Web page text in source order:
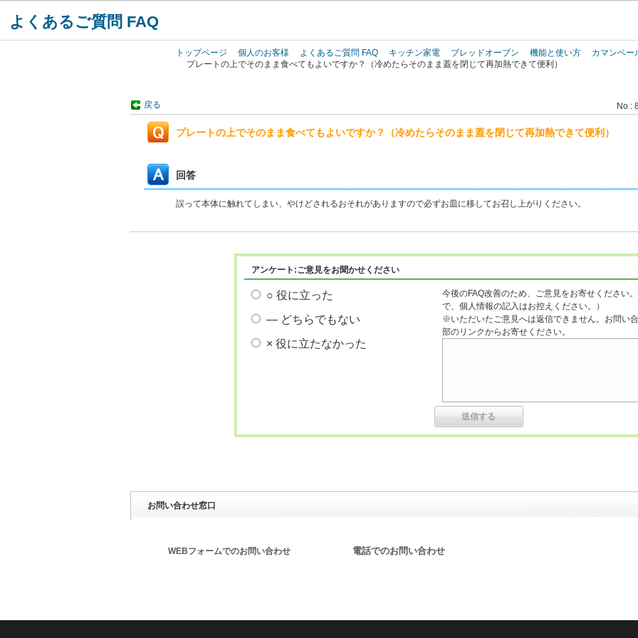
よくあるご質問 FAQ
トップページ 個人のお客様 よくあるご質問 FAQ キッチン家電 ブレッドオーブン 機能と使い方
カマンベー
プレートの上でそのまま食べてもよいですか？（冷めたらそのまま蓋を閉じて再加熱できて便利）
戻る No :
プレートの上でそのまま食べてもよいですか？（冷めたらそのまま蓋を閉じて再加熱できて便利）
回答
誤って本体に触れてしまい、やけどされるおそれがありますので必ずお皿に移してお召し上がりください。
アンケート:ご意見をお聞かせください
○ 役に立った
― どちらでもない
× 役に立たなかった
今後のFAQ改善のため、ご意見をお寄せください
で、個人情報の記入はお控えください。）
※いただいたご意見へは返信できません。お問い
部のリンクからお寄せください。
お問い合わせ窓口
WEBフォームでのお問い合わせ 電話でのお問い合わせ